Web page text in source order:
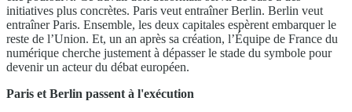
initiatives plus concrètes. Paris veut entraîner Berlin. Berlin veut
entraîner Paris. Ensemble, les deux capitales espèrent embarquer le
reste de l’Union. Et, un an après sa création, l’Équipe de France du
numérique cherche justement à dépasser le stade du symbole pour
devenir un acteur du débat européen.
Paris et Berlin passent à l'exécution